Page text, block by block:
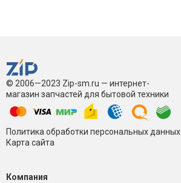
© 2006—2023 Zip-sm.ru — интернет-
магазин запчастей для бытовой техники
Политика обработки персональных данных
Карта сайта
Компания